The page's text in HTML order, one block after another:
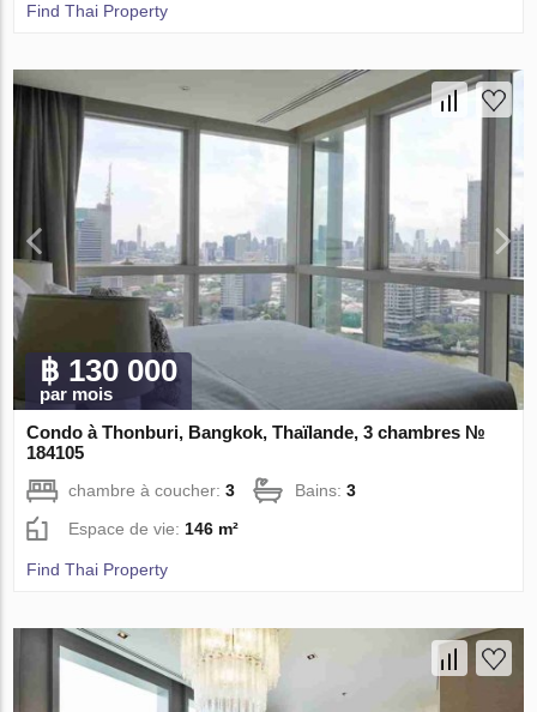
Find Thai Property
฿ 130 000
par mois
Condo à Thonburi, Bangkok, Thaïlande, 3 chambres №
184105
chambre à coucher:3 Bains:3
Espace de vie: 146 m²
Find Thai Property